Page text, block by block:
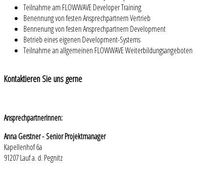
Teilnahme am FLOWWAVE Developer Training
Benennung von festen Ansprechpartnern Vertrieb
Bennenung von festen Ansprechpartnern Development
Betrieb eines eigenen Development-Systems
Teilnahme an allgemeinen FLOWWAVE Weiterbildungsangeboten
Kontaktieren Sie uns gerne
Ansprechpartnerinnen:
Anna Gerstner - Senior Projektmanager
Kapellenhof 6a
91207 Lauf a. d. Pegnitz